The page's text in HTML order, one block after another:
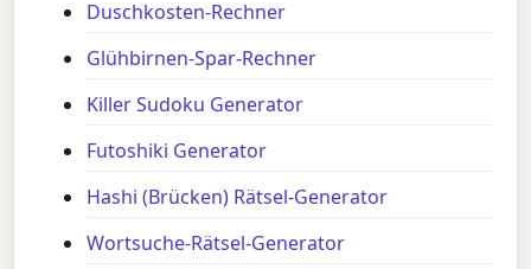
Duschkosten-Rechner
Glühbirnen-Spar-Rechner
Killer Sudoku Generator
Futoshiki Generator
Hashi (Brücken) Rätsel-Generator
Wortsuche-Rätsel-Generator